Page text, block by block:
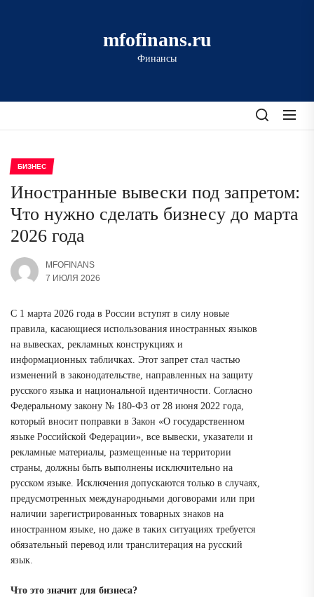
mfofinans.ru
Финансы
БИЗНЕС
Иностранные вывески под запретом:
Что нужно сделать бизнесу до марта
2026 года
MFOFINANS
7 ИЮЛЯ 2026
С 1 марта 2026 года в России вступят в силу новые
правила, касающиеся использования иностранных языков
на вывесках, рекламных конструкциях и
информационных табличках. Этот запрет стал частью
изменений в законодательстве, направленных на защиту
русского языка и национальной идентичности. Согласно
Федеральному закону № 180-ФЗ от 28 июня 2022 года,
который вносит поправки в Закон «О государственном
языке Российской Федерации», все вывески, указатели и
рекламные материалы, размещенные на территории
страны, должны быть выполнены исключительно на
русском языке. Исключения допускаются только в случаях,
предусмотренных международными договорами или при
наличии зарегистрированных товарных знаков на
иностранном языке, но даже в таких ситуациях требуется
обязательный перевод или транслитерация на русский
язык.
Что это значит для бизнеса?